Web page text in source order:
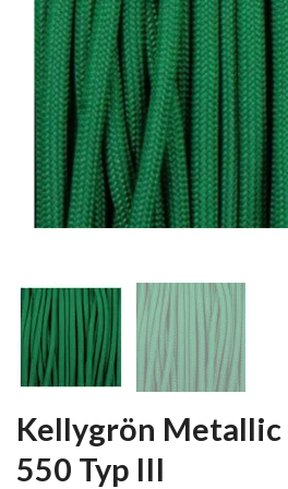
Kellygrön Metallic
550 Typ III